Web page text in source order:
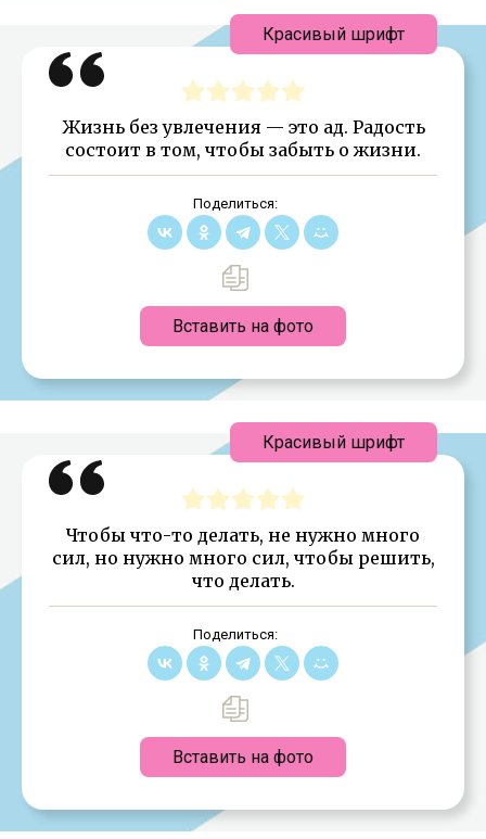
Жизнь без увлечения — это ад. Радость
состоит в том, чтобы забыть о жизни.
Поделиться:
Вставить на фото
Красивый шрифт
Чтобы что-то делать, не нужно много
сил, но нужно много сил, чтобы решить,
что делать.
Поделиться:
Вставить на фото
Красивый шрифт